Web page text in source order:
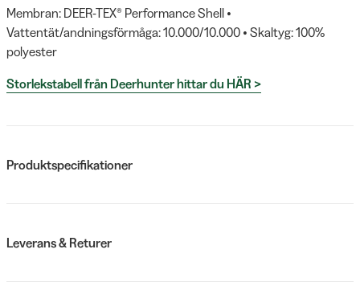
Membran: DEER-TEX® Performance Shell •
Vattentät/andningsförmåga: 10.000/10.000 • Skaltyg: 100%
polyester
Storlekstabell från Deerhunter hittar du HÄR >
Produktspecifikationer
Leverans & Returer